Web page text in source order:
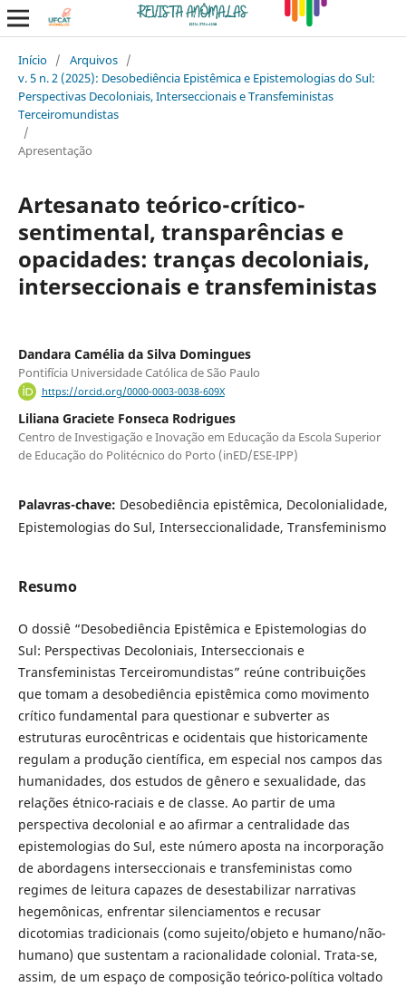
Início / Arquivos /
v. 5 n. 2 (2025): Desobediência Epistêmica e Epistemologias do Sul:
Perspectivas Decoloniais, Interseccionais e Transfeministas
Terceiromundistas
/
Apresentação
Artesanato teórico-crítico-
sentimental, transparências e
opacidades: tranças decoloniais,
interseccionais e transfeministas
Dandara Camélia da Silva Domingues
Pontifícia Universidade Católica de São Paulo
https://orcid.org/0000-0003-0038-609X
Liliana Graciete Fonseca Rodrigues
Centro de Investigação e Inovação em Educação da Escola Superior
de Educação do Politécnico do Porto (inED/ESE-IPP)
Palavras-chave: Desobediência epistêmica, Decolonialidade,
Epistemologias do Sul, Interseccionalidade, Transfeminismo
Resumo
O dossiê “Desobediência Epistêmica e Epistemologias do
Sul: Perspectivas Decoloniais, Interseccionais e
Transfeministas Terceiromundistas” reúne contribuições
que tomam a desobediência epistêmica como movimento
crítico fundamental para questionar e subverter as
estruturas eurocêntricas e ocidentais que historicamente
regulam a produção científica, em especial nos campos das
humanidades, dos estudos de gênero e sexualidade, das
relações étnico-raciais e de classe. Ao partir de uma
perspectiva decolonial e ao afirmar a centralidade das
epistemologias do Sul, este número aposta na incorporação
de abordagens interseccionais e transfeministas como
regimes de leitura capazes de desestabilizar narrativas
hegemônicas, enfrentar silenciamentos e recusar
dicotomias tradicionais (como sujeito/objeto e humano/não-
humano) que sustentam a racionalidade colonial. Trata-se,
assim, de um espaço de composição teórico-política voltado